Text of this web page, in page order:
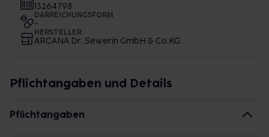
13264798
DARREICHUNGSFORM
-
HERSTELLER
ARCANA Dr. Sewerin GmbH & Co.KG
Pflichtangaben und Details
Pflichtangaben